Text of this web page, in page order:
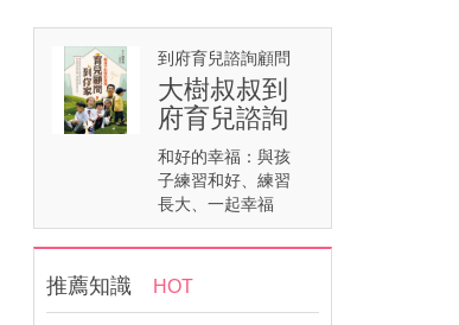
到府育兒諮詢顧問
大樹叔叔到
府育兒諮詢
和好的幸福：與孩
子練習和好、練習
長大、一起幸福
推薦知識 HOT